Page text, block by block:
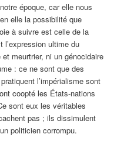
époque, car elle nous
elle la possibilité que
à suivre est celle de la
ultime du
meurtrier, ni un génocidaire
: ce ne sont que des
l’impérialisme sont
coopté les États-nations
sont eux les véritables
pas ; ils dissimulent
politicien corrompu.